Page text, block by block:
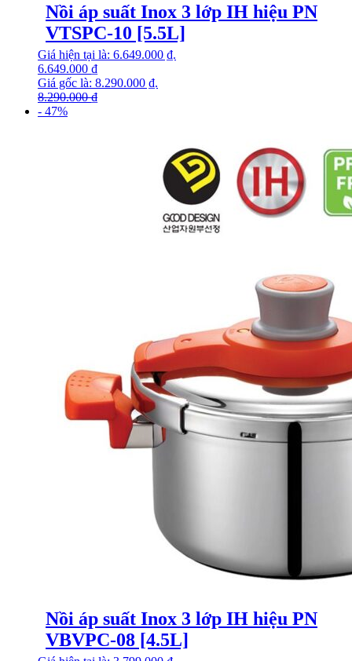
Nồi áp suất Inox 3 lớp IH hiệu PN
VTSPC-10 [5.5L]
8.290.000₫
Giá gốc là: 8.290.000 ₫.
6.649.000 ₫
Giá hiện tại là: 6.649.000 ₫.
- 47%
Nồi áp suất Inox 3 lớp IH hiệu PN
VBVPC-08 [4.5L]